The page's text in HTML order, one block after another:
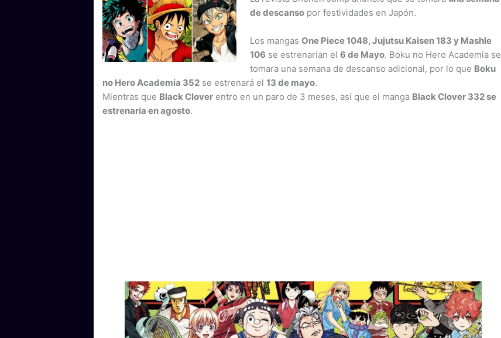
de descansopor festividades en Japón.
Los mangas One Piece 1048, Jujutsu Kaisen 183 y Mashle
106 se estrenarían el 6 de Mayo. Boku no Hero Academia se
tomara una semana de descanso adicional, por lo que Boku
no Hero Academia 352 se estrenará el 13 de mayo.
Mientras que Black Clover entro en un paro de 3 meses, así que el manga Black Clover 332 se
estrenaría en agosto.